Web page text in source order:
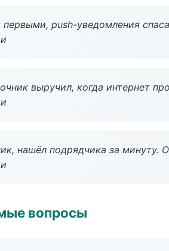
push-уведомления
выручил, когда интернет
нашёл подрядчика за минуту.
вопросы